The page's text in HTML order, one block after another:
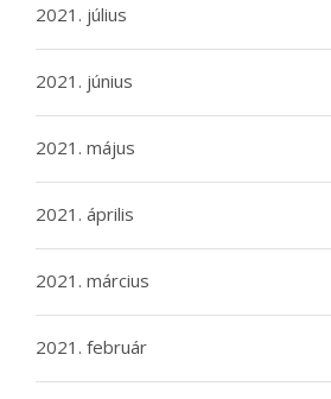
2021. július
2021. június
2021. május
2021. április
2021. március
2021. február